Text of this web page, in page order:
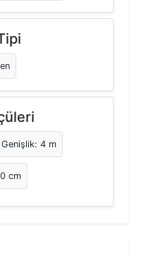
Genişlik: 4 m
cm